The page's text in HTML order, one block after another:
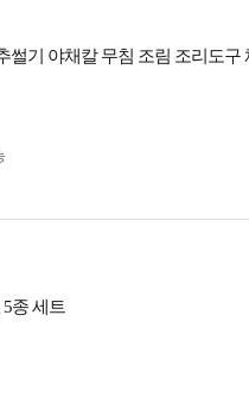
썰기 야채칼 무침 조림 조리도구
종 세트